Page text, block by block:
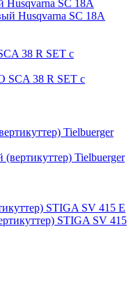
Husqvarna SC 18A
38 R SET с
Tielbuerger
STIGA SV 415 E